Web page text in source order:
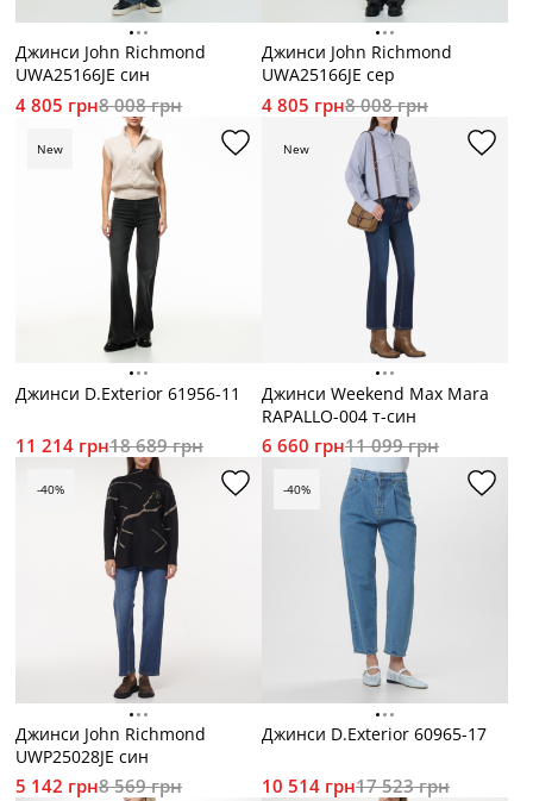
Джинси John Richmond
UWA25166JE син
4 805 грн8 008 грн
Джинси John Richmond
UWA25166JE сер
4 805 грн8 008 грн
Джинси D.Exterior 61956-11
11 214 грн18 689 грн
New
Джинси Weekend Max Mara
RAPALLO-004 т-син
6 660 грн11 099 грн
New
Джинси John Richmond
UWP25028JE син
5 142 грн8 569 грн
-40%
Джинси D.Exterior 60965-17
10 514 грн17 523 грн
-40%